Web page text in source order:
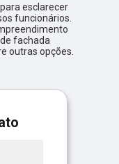
esclarecer
funcionários.
fachada
outras opções.